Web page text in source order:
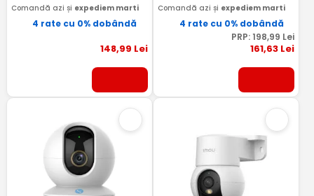
Comandă azi și expediem marti
4 rate cu 0% dobândă
148,99 Lei
Comandă azi și expediem marti
4 rate cu 0% dobândă
PRP: 198,99 Lei
161,63 Lei